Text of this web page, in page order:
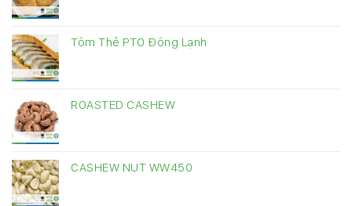
Tôm Thẻ PTO Đông Lạnh
ROASTED CASHEW
CASHEW NUT WW450